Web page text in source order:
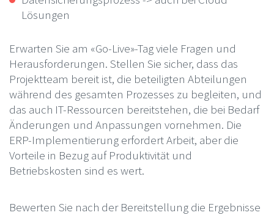
Lösungen
Erwarten Sie am «Go-Live»-Tag viele Fragen und
Herausforderungen. Stellen Sie sicher, dass das
Projektteam bereit ist, die beteiligten Abteilungen
während des gesamten Prozesses zu begleiten, und
das auch IT-Ressourcen bereitstehen, die bei Bedarf
Änderungen und Anpassungen vornehmen. Die
ERP-Implementierung erfordert Arbeit, aber die
Vorteile in Bezug auf Produktivität und
Betriebskosten sind es wert.
Bewerten Sie nach der Bereitstellung die Ergebnisse